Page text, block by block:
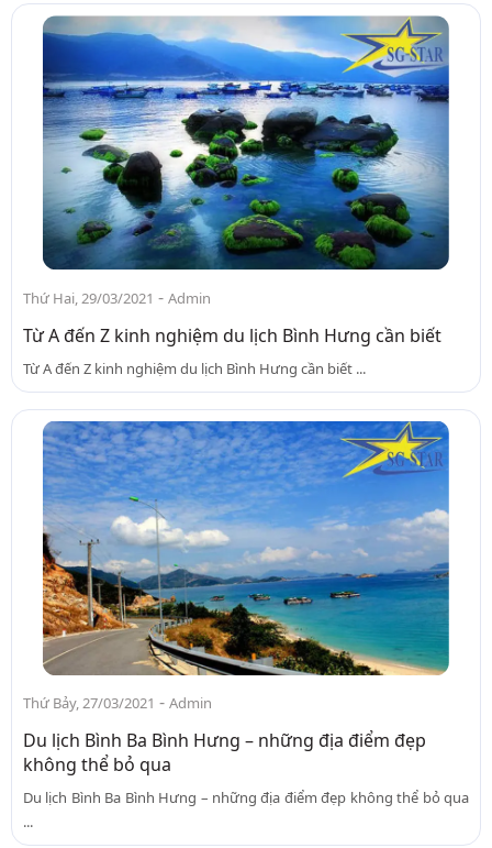
Thứ Hai, 29/03/2021 - Admin
Từ A đến Z kinh nghiệm du lịch Bình Hưng cần biết
Từ A đến Z kinh nghiệm du lịch Bình Hưng cần biết ...
Thứ Bảy, 27/03/2021 - Admin
Du lịch Bình Ba Bình Hưng – những địa điểm đẹp
không thể bỏ qua
Du lịch Bình Ba Bình Hưng – những địa điểm đẹp không thể bỏ qua
...